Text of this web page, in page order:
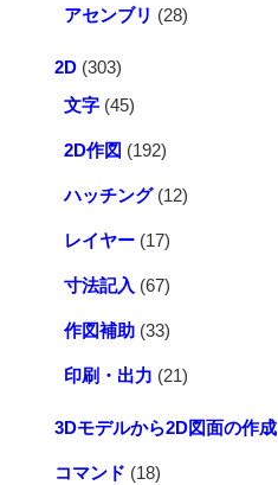
アセンブリ (28)
2D (303)
文字 (45)
2D作図 (192)
ハッチング(12)
レイヤー (17)
寸法記入 (67)
作図補助 (33)
印刷・出力 (21)
3Dモデルから2D図面の作成
コマンド (18)